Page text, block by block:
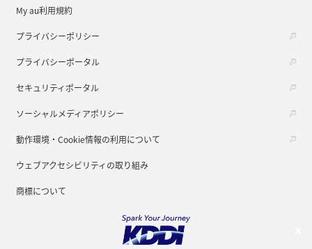
My au利用規約
プライバシーポリシー
プライバシーポータル
セキュリティポータル
ソーシャルメディアポリシー
動作環境・Cookie情報の利用について
ウェブアクセシビリティの取り組み
商標について